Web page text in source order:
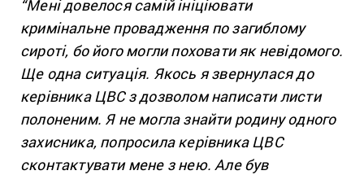
“Мені довелося самій ініціювати
кримінальне провадження по загиблому
сироті, бо його могли поховати як невідомого.
Ще одна ситуація. Якось я звернулася до
керівника ЦВС з дозволом написати листи
полоненим. Я не могла знайти родину одного
захисника, попросила керівника ЦВС
сконтактувати мене з нею. Але був